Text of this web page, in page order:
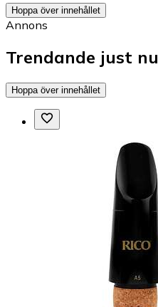
Hoppa över innehållet
Annons
Trendande just nu
Hoppa över innehållet